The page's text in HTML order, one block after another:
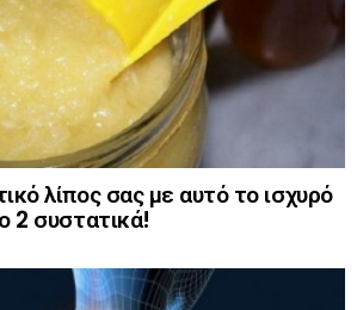
λίπος σας με αυτό το ισχυρό
2 συστατικά!